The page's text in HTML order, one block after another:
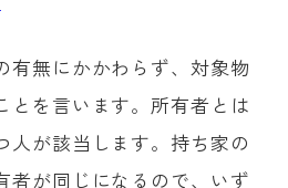
有無にかかわらず、対象物
とを言います。所有者とは
人が該当します。持ち家の
者が同じになるので、いず